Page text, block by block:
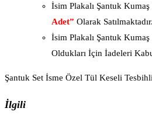
İsim Plakalı Şantuk
Adet” Olarak Satılmaktadır.
İsim Plakalı Şantuk
Oldukları İçin İadeleri
Şantuk Set İsme Özel Tül Keseli Tesbihli
İlgili